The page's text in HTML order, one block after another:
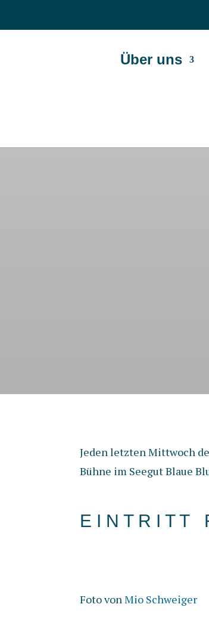
Über uns
Jeden letzten Mittwoch
Bühne im Seegut Blaue
E I N T R I T T
Foto vonMio Schweiger